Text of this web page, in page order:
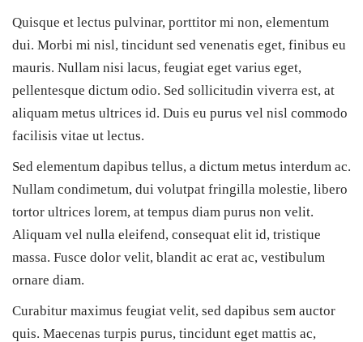
Quisque et lectus pulvinar, porttitor mi non, elementum
dui. Morbi mi nisl, tincidunt sed venenatis eget, finibus eu
mauris. Nullam nisi lacus, feugiat eget varius eget,
pellentesque dictum odio. Sed sollicitudin viverra est, at
aliquam metus ultrices id. Duis eu purus vel nisl commodo
facilisis vitae ut lectus.
Sed elementum dapibus tellus, a dictum metus interdum ac.
Nullam condimetum, dui volutpat fringilla molestie, libero
tortor ultrices lorem, at tempus diam purus non velit.
Aliquam vel nulla eleifend, consequat elit id, tristique
massa. Fusce dolor velit, blandit ac erat ac, vestibulum
ornare diam.
Curabitur maximus feugiat velit, sed dapibus sem auctor
quis. Maecenas turpis purus, tincidunt eget mattis ac,